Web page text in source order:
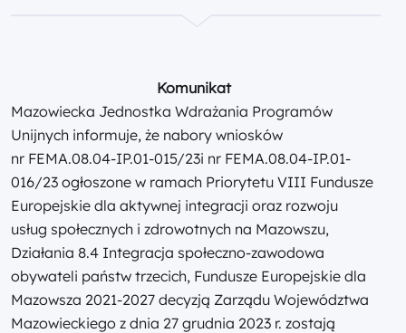
Komunikat
Mazowiecka Jednostka Wdrażania Programów
Unijnych informuje, że nabory wniosków
nr FEMA.08.04-IP.01-015/23i nr FEMA.08.04-IP.01-
016/23 ogłoszone w ramach Priorytetu VIII Fundusze
Europejskie dla aktywnej integracji oraz rozwoju
usług społecznych i zdrowotnych na Mazowszu,
Działania 8.4 Integracja społeczno-zawodowa
obywateli państw trzecich, Fundusze Europejskie dla
Mazowsza 2021-2027 decyzją Zarządu Województwa
Mazowieckiego z dnia 27 grudnia 2023 r. zostają